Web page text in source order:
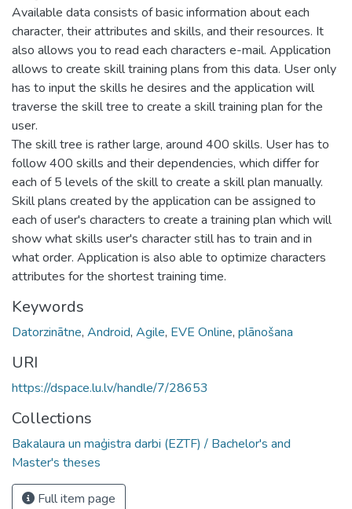
Available data consists of basic information about each
character, their attributes and skills, and their resources. It
also allows you to read each characters e-mail. Application
allows to create skill training plans from this data. User only
has to input the skills he desires and the application will
traverse the skill tree to create a skill training plan for the
user.
The skill tree is rather large, around 400 skills. User has to
follow 400 skills and their dependencies, which differ for
each of 5 levels of the skill to create a skill plan manually.
Skill plans created by the application can be assigned to
each of user's characters to create a training plan which will
show what skills user's character still has to train and in
what order. Application is also able to optimize characters
attributes for the shortest training time.
Keywords
Datorzinātne, Android, Agile, EVE Online, plānošana
URI
https://dspace.lu.lv/handle/7/28653
Collections
Bakalaura un maģistra darbi (EZTF) / Bachelor's and
Master's theses
Full item page